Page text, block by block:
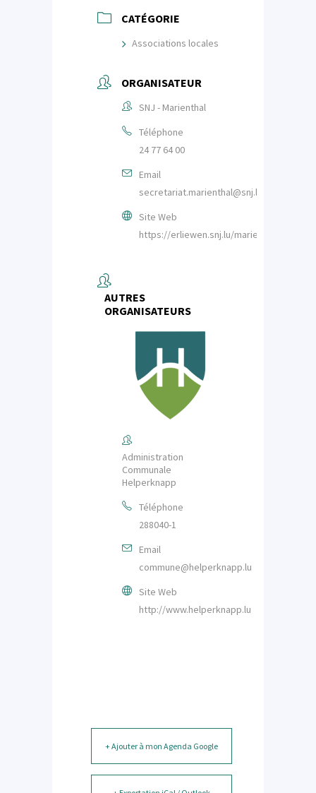
CATÉGORIE
Associations locales
ORGANISATEUR
SNJ - Marienthal
Téléphone
24 77 64 00
Email
secretariat.marienthal@snj.lu
Site Web
https://erliewen.snj.lu/marienthal/
AUTRES
ORGANISATEURS
Administration
Communale
Helperknapp
Téléphone
288040-1
Email
commune@helperknapp.lu
Site Web
http://www.helperknapp.lu
+ Ajouter à mon Agenda Google